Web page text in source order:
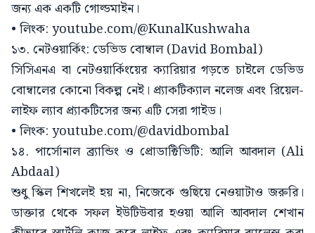
জন্য এক একটি গোল্ডমাইন।
• লিংক: youtube.com/@KunalKushwaha
১৩. নেটওয়ার্কিং: ডেভিড বোম্বাল (David Bombal)
সিসিএনএ বা নেটওয়ার্কিংয়ের ক্যারিয়ার গড়তে চাইলে ডেভিড
বোম্বালের কোনো বিকল্প নেই। প্র্যাকটিক্যাল নলেজ এবং রিয়েল-
লাইফ ল্যাব প্র্যাকটিসের জন্য এটি সেরা গাইড।
• লিংক: youtube.com/@davidbombal
১৪. পার্সোনাল ব্র্যান্ডিং ও প্রোডাক্টিভিটি: আলি আবদাল (Ali
Abdaal)
শুধু স্কিল শিখলেই হয় না, নিজেকে গুছিয়ে নেওয়াটাও জরুরি।
ডাক্তার থেকে সফল ইউটিউবার হওয়া আলি আবদাল শেখান